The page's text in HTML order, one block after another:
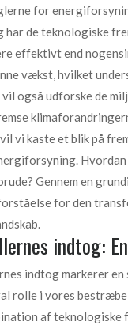
for
har de teknologiske
effektivt end
vækst, hvilket
også udforske de
vi kaste et blik på
Gennem en
for den
indtog:
indtog markerer
rolle i vores
af teknologiske